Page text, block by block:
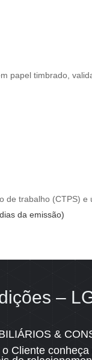
papel timbrado,
de trabalho (CTPS) e
da emissão)
–
&
Cliente